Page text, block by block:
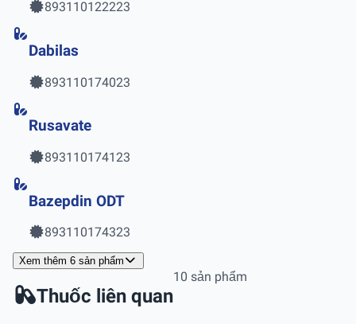
893110122223
Dabilas
893110174023
Rusavate
893110174123
Bazepdin ODT
893110174323
Xem thêm 6 sản phẩm
Thuốc liên quan
10 sản phẩm